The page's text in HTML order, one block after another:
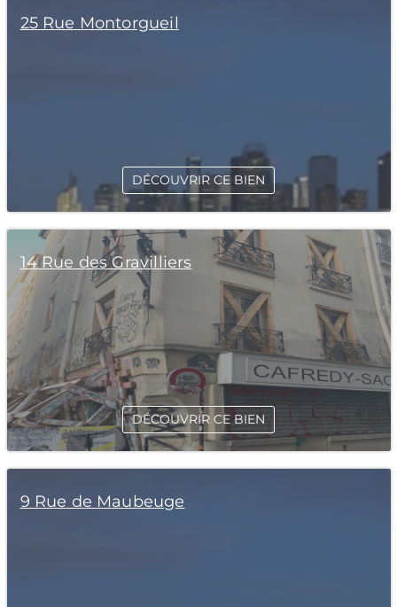
25 Rue Montorgueil
DÉCOUVRIR CE BIEN
14 Rue des Gravilliers
DÉCOUVRIR CE BIEN
9 Rue de Maubeuge